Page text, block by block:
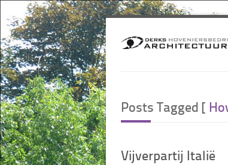
Posts Tagged [
Vijverpartij Italië